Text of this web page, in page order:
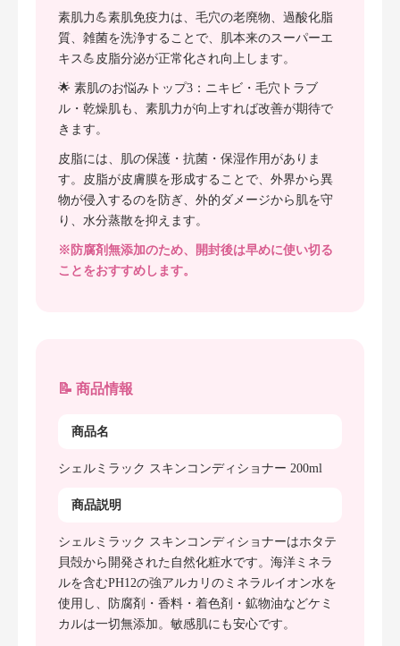
素肌力💪素肌免疫力は、毛穴の老廃物、過酸化脂
質、雑菌を洗浄することで、肌本来のスーパーエ
キス💪皮脂分泌が正常化され向上します。
🌟 素肌のお悩みトップ3：ニキビ・毛穴トラブ
ル・乾燥肌も、素肌力が向上すれば改善が期待で
きます。
皮脂には、肌の保護・抗菌・保湿作用がありま
す。皮脂が皮膚膜を形成することで、外界から異
物が侵入するのを防ぎ、外的ダメージから肌を守
り、水分蒸散を抑えます。
※防腐剤無添加のため、開封後は早めに使い切る
ことをおすすめします。
📝 商品情報
商品名
シェルミラック スキンコンディショナー 200ml
商品説明
シェルミラック スキンコンディショナーはホタテ
貝殻から開発された自然化粧水です。海洋ミネラ
ルを含むPH12の強アルカリのミネラルイオン水を
使用し、防腐剤・香料・着色剤・鉱物油などケミ
カルは一切無添加。敏感肌にも安心です。